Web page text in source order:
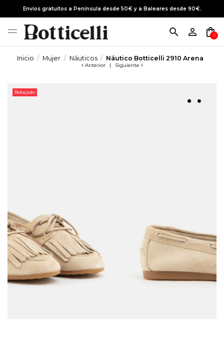
Envíos gratuitos a Península desde 50€ y a Baleares desde 90€.
search person_outline shopping_bag
0
Inicio Mujer Náuticos Náutico Botticelli 2910 Arena
Anterior | Siguiente
Rebajado